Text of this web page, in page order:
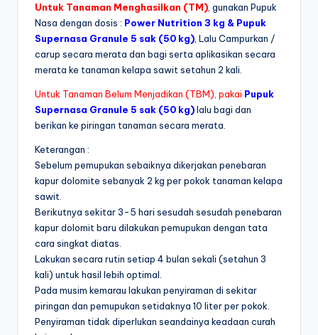
Untuk Tanaman Menghasilkan (TM) , gunakan Pupuk
Nasa dengan dosis : Power Nutrition 3 kg & Pupuk
Supernasa Granule 5 sak (50 kg) , Lalu Campurkan /
carup secara merata dan bagi serta aplikasikan secara
merata ke tanaman kelapa sawit setahun 2 kali.
Untuk Tanaman Belum Menjadikan (TBM), pakai Pupuk
Supernasa Granule 5 sak (50 kg)lalu bagi dan
berikan ke piringan tanaman secara merata.
Keterangan :
Sebelum pemupukan sebaiknya dikerjakan penebaran
kapur dolomite sebanyak 2 kg per pokok tanaman kelapa
sawit.
Berikutnya sekitar 3-5 hari sesudah sesudah penebaran
kapur dolomit baru dilakukan pemupukan dengan tata
cara singkat diatas.
Lakukan secara rutin setiap 4 bulan sekali (setahun 3
kali) untuk hasil lebih optimal.
Pada musim kemarau lakukan penyiraman di sekitar
piringan dan pemupukan setidaknya 10 liter per pokok.
Penyiraman tidak diperlukan seandainya keadaan curah